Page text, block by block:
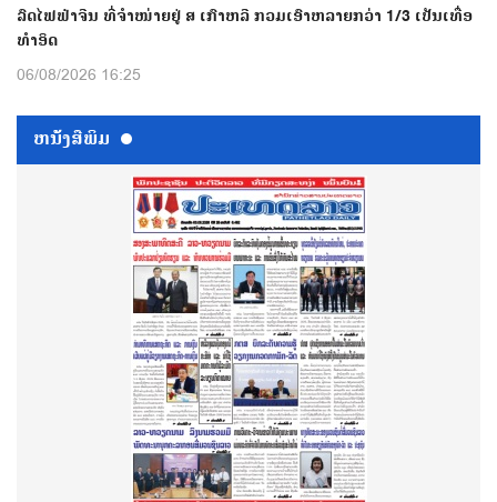
ລົດໄຟຟ້າຈີນ ທີ່ຈຳໜ່າຍຢູ່ ສ ເກົາຫລີ ກວມເອົາຫລາຍກວ່າ 1/3 ເປັນເທື່ອ
ທຳອິດ
06/08/2026 16:25
ຫນ້ັງສືພິມ